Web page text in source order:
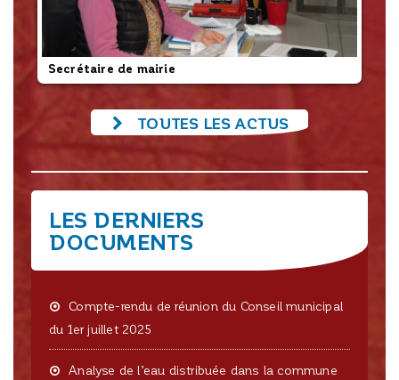
Secrétaire de mairie
TOUTES LES ACTUS
LES DERNIERS
DOCUMENTS
Compte-rendu de réunion du Conseil municipal
du 1er juillet 2025
Analyse de l’eau distribuée dans la commune